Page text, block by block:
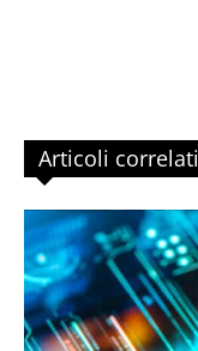
Articoli correlati